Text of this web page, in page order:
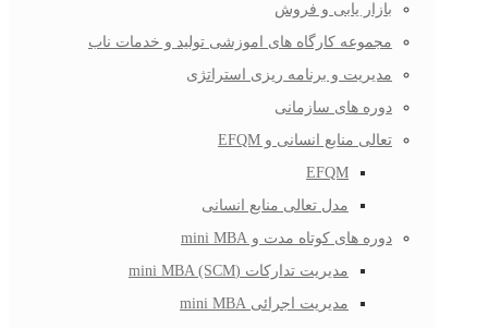
بازار یابی و فروش
مجموعه کارگاه های اموزشی تولید و خدمات ناب
مدیریت و برنامه ریزی استراتژی
دوره های سازمانی
تعالی منابع انسانی و EFQM
EFQM
مدل تعالی منابع انسانی
دوره های کوتاه مدت و mini MBA
مدیریت تدارکات (mini MBA (SCM
مدیریت اجرائی mini MBA